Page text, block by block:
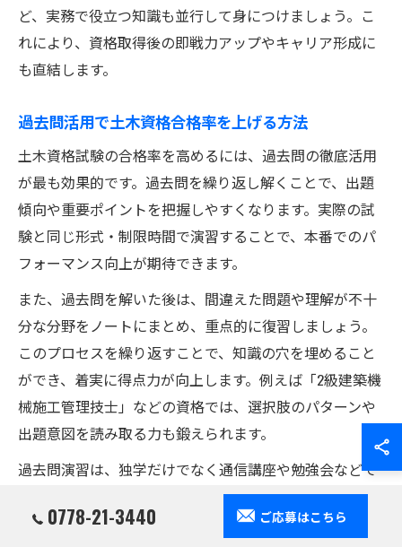
ど、実務で役立つ知識も並行して身につけましょう。こ
れにより、資格取得後の即戦力アップやキャリア形成に
も直結します。
過去問活用で土木資格合格率を上げる方法
土木資格試験の合格率を高めるには、過去問の徹底活用
が最も効果的です。過去問を繰り返し解くことで、出題
傾向や重要ポイントを把握しやすくなります。実際の試
験と同じ形式・制限時間で演習することで、本番でのパ
フォーマンス向上が期待できます。
また、過去問を解いた後は、間違えた問題や理解が不十
分な分野をノートにまとめ、重点的に復習しましょう。
このプロセスを繰り返すことで、知識の穴を埋めること
ができ、着実に得点力が向上します。例えば「2級建築機
械施工管理技士」などの資格では、選択肢のパターンや
出題意図を読み取る力も鍛えられます。
過去問演習は、独学だけでなく通信講座や勉強会などで
も活用できます。効率的な学習法として、合格者の体験
談やアドバイスも参考にするとより実践的な対策が可能
0778-21-3440 ご応募はこちら